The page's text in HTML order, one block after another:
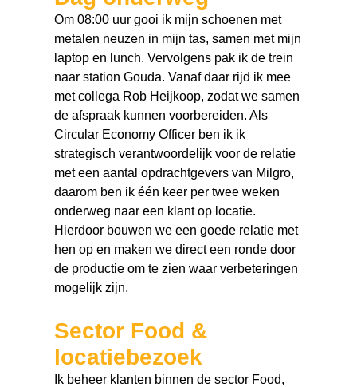
Om 08:00 uur gooi ik mijn schoenen met
metalen neuzen in mijn tas, samen met mijn
laptop en lunch. Vervolgens pak ik de trein
naar station Gouda. Vanaf daar rijd ik mee
met collega Rob Heijkoop, zodat we samen
de afspraak kunnen voorbereiden. Als
Circular Economy Officer ben ik ik
strategisch verantwoordelijk voor de relatie
met een aantal opdrachtgevers van Milgro,
daarom ben ik één keer per twee weken
onderweg naar een klant op locatie.
Hierdoor bouwen we een goede relatie met
hen op en maken we direct een ronde door
de productie om te zien waar verbeteringen
mogelijk zijn.
Sector Food &
locatiebezoek
Ik beheer klanten binnen de sector Food,